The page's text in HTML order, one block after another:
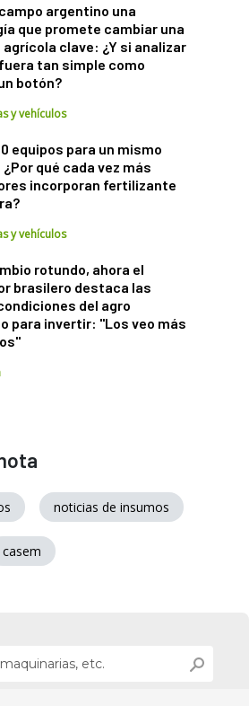
argentino una
que promete cambiar una
clave: ¿Y si analizar
tan simple como
botón?
y vehículos
equipos para un mismo
qué cada vez más
incorporan fertilizante
y vehículos
rotundo, ahora el
brasilero destaca las
del agro
para invertir: "Los veo más
noticias de insumos
casem